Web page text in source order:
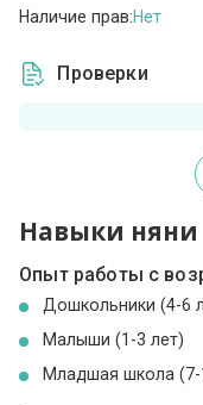
Наличие прав:Нет
Проверки
Навыки няни
Опыт работы с
Дошкольники (4-6
Малыши (1-3 лет)
Младшая школа (7-